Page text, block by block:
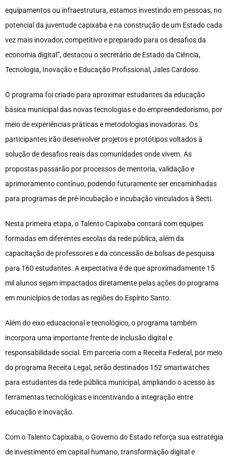
equipamentos ou infraestrutura, estamos investindo em pessoas, no
potencial da juventude capixaba e na construção de um Estado cada
vez mais inovador, competitivo e preparado para os desafios da
economia digital”, destacou o secretário de Estado da Ciência,
Tecnologia, Inovação e Educação Profissional, Jales Cardoso.
O programa foi criado para aproximar estudantes da educação
básica municipal das novas tecnologias e do empreendedorismo, por
meio de experiências práticas e metodologias inovadoras. Os
participantes irão desenvolver projetos e protótipos voltados à
solução de desafios reais das comunidades onde vivem. As
propostas passarão por processos de mentoria, validação e
aprimoramento contínuo, podendo futuramente ser encaminhadas
para programas de pré-incubação e incubação vinculados à Secti.
Nesta primeira etapa, o Talento Capixaba contará com equipes
formadas em diferentes escolas da rede pública, além da
capacitação de professores e da concessão de bolsas de pesquisa
para 160 estudantes. A expectativa é de que aproximadamente 15
mil alunos sejam impactados diretamente pelas ações do programa
em municípios de todas as regiões do Espírito Santo.
Além do eixo educacional e tecnológico, o programa também
incorpora uma importante frente de inclusão digital e
responsabilidade social. Em parceria com a Receita Federal, por meio
do programa Receita Legal, serão destinados 152 smartwatches
para estudantes da rede pública municipal, ampliando o acesso às
ferramentas tecnológicas e incentivando a integração entre
educação e inovação.
Com o Talento Capixaba, o Governo do Estado reforça sua estratégia
de investimento em capital humano, transformação digital e